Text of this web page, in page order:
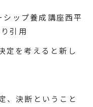
ップ養成講座西平
引用
定を考えると新し
、決断ということ